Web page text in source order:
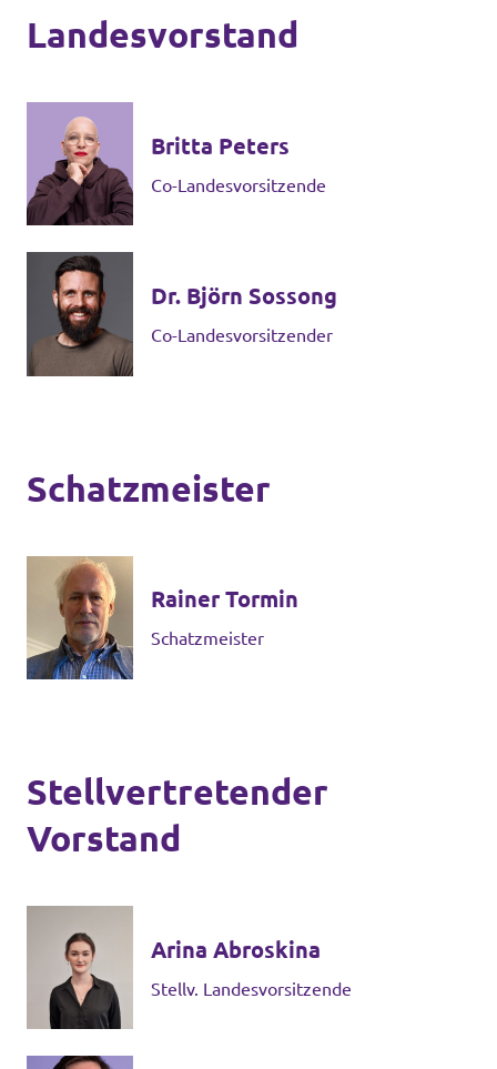
Mache bei uns mit!
Deine Spende für Volt!
Hamburger Fraktionen
Wahlprüfsteine
Jetzt mitmachen!
Transparenz
Impressum
Landesvorstand
Britta Peters
Co-Landesvorsitzende
Dr. Björn Sossong
Co-Landesvorsitzender
Schatzmeister
Rainer Tormin
Schatzmeister
Stellvertretender
Vorstand
Arina Abroskina
Stellv. Landesvorsitzende